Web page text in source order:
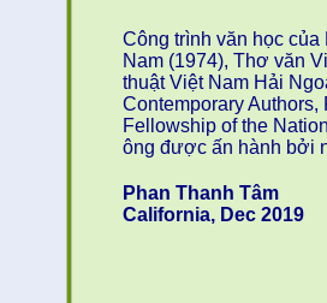
Công trình văn học
Nam (1974), Thơ văn
thuật Việt Nam Hải
Contemporary
Fellowship of the
ông được ấn hành bởi
Phan Thanh Tâm
California, Dec 2019